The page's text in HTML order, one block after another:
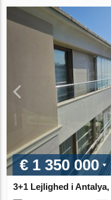
€ 1 350 000
3+1 Lejlighed i Antalya,